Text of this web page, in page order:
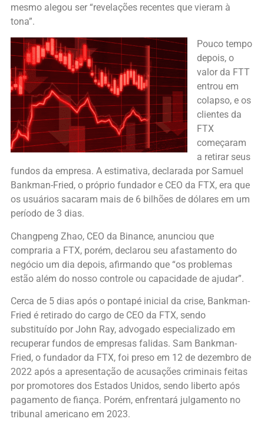
mesmo alegou ser “revelações recentes que vieram à
tona”.
Pouco tempo
depois, o
valor da FTT
entrou em
colapso, e os
clientes da
FTX
começaram
a retirar seus
fundos da empresa. A estimativa, declarada por Samuel
Bankman-Fried, o próprio fundador e CEO da FTX, era que
os usuários sacaram mais de 6 bilhões de dólares em um
período de 3 dias.
Changpeng Zhao, CEO da Binance, anunciou que
compraria a FTX, porém, declarou seu afastamento do
negócio um dia depois, afirmando que “os problemas
estão além do nosso controle ou capacidade de ajudar”.
Cerca de 5 dias após o pontapé inicial da crise, Bankman-
Fried é retirado do cargo de CEO da FTX, sendo
substituído por John Ray, advogado especializado em
recuperar fundos de empresas falidas. Sam Bankman-
Fried, o fundador da FTX, foi preso em 12 de dezembro de
2022 após a apresentação de acusações criminais feitas
por promotores dos Estados Unidos, sendo liberto após
pagamento de fiança. Porém, enfrentará julgamento no
tribunal americano em 2023.